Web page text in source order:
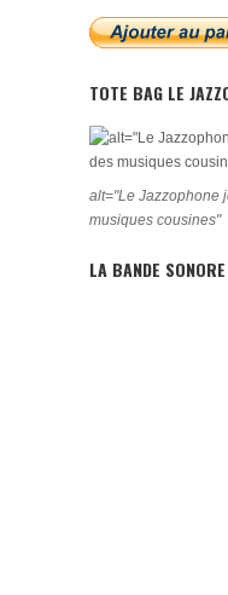
TOTE BAG LE
alt="Le Jazzophone
musiques cousines"
LA BANDE SONORE